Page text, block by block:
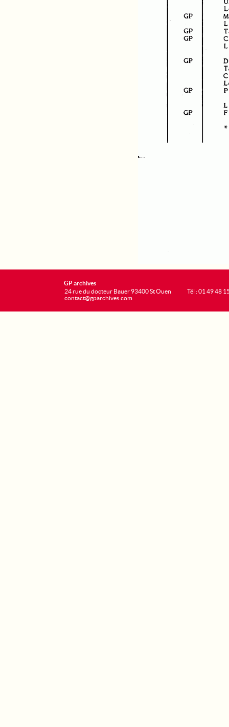
GP archives
24 rue du docteur Bauer 93400 St Ouen
contact@gparchives.com
Tél : 01 49 48